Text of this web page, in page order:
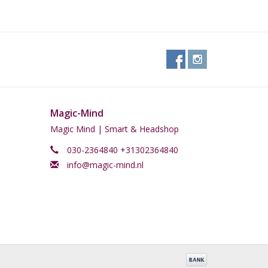
Magic-Mind
Magic Mind | Smart & Headshop
030-2364840 +31302364840
info@magic-mind.nl